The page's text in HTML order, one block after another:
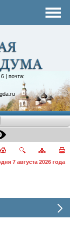
| почта:
7 августа 2026 года